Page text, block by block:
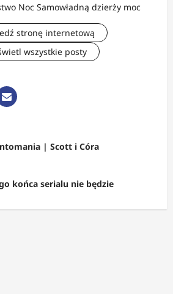
Noc Samowładną dzierży moc
stronę internetową
wszystkie posty
| Scott i Córa
końca serialu nie będzie